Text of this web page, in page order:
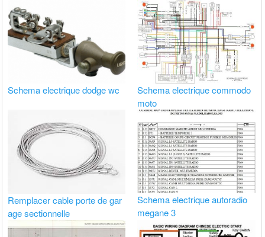
Schema electrique dodge wc
Schema electrique commodo
moto
Remplacer cable porte de gar
age sectionnelle
Schema electrique autoradio
megane 3